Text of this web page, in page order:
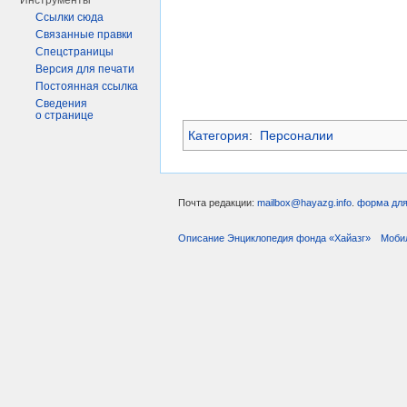
Категория: Персоналии
Ссылки сюда
Связанные правки
Спецстраницы
Версия для печати
Постоянная ссылка
Сведения
о странице
Почта редакции: mailbox@hayazg.info форма
Описание Энциклопедия фонда «Хайазг»